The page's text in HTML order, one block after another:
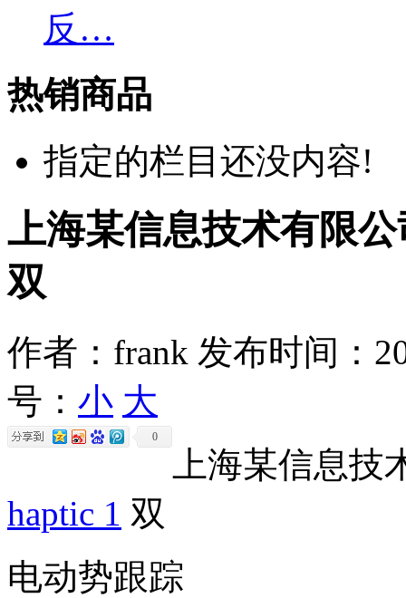
反…
热销商品
指定的栏目还没内容!
上海某信息技术有限
双
作者：frank 发布时间：
号： 小 大
0
上海某信息
haptic 1 双
电动势跟踪